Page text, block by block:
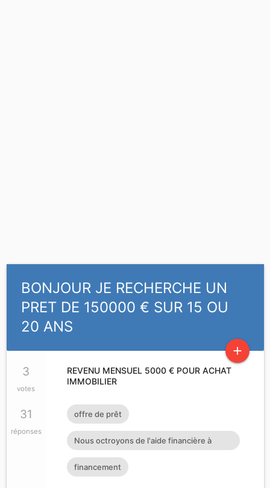
BONJOUR JE RECHERCHE UN
PRET DE 150000 € SUR 15 OU
20 ANS
add
3
votes
31
réponses
REVENU MENSUEL 5000 € POUR ACHAT
IMMOBILIER
offre de prêt
Nous octroyons de l'aide financière à
toutes personnes ayant dan
financement